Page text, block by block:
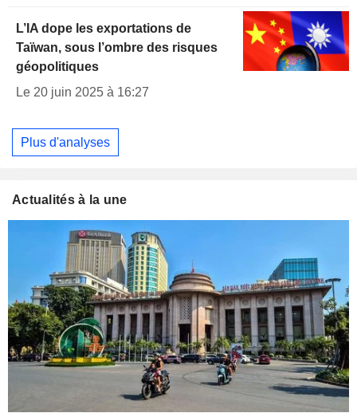
L’IA dope les exportations de
Taïwan, sous l’ombre des risques
géopolitiques
Le 20 juin 2025 à 16:27
Plus d'analyses
Actualités à la une